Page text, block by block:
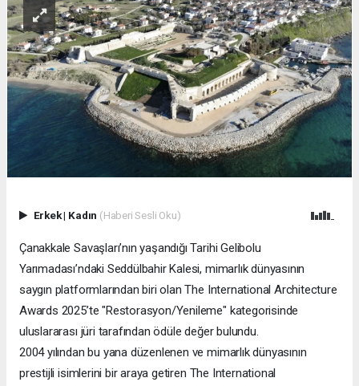
Erkek| Kadın (Haberi Sesli Oku)
Çanakkale Savaşları’nın yaşandığı Tarihi Gelibolu
Yarımadası’ndaki Seddülbahir Kalesi, mimarlık dünyasının
saygın platformlarından biri olan The International Architecture
Awards 2025’te "Restorasyon/Yenileme" kategorisinde
uluslararası jüri tarafından ödüle değer bulundu.
2004 yılından bu yana düzenlenen ve mimarlık dünyasının
prestijli isimlerini bir araya getiren The International